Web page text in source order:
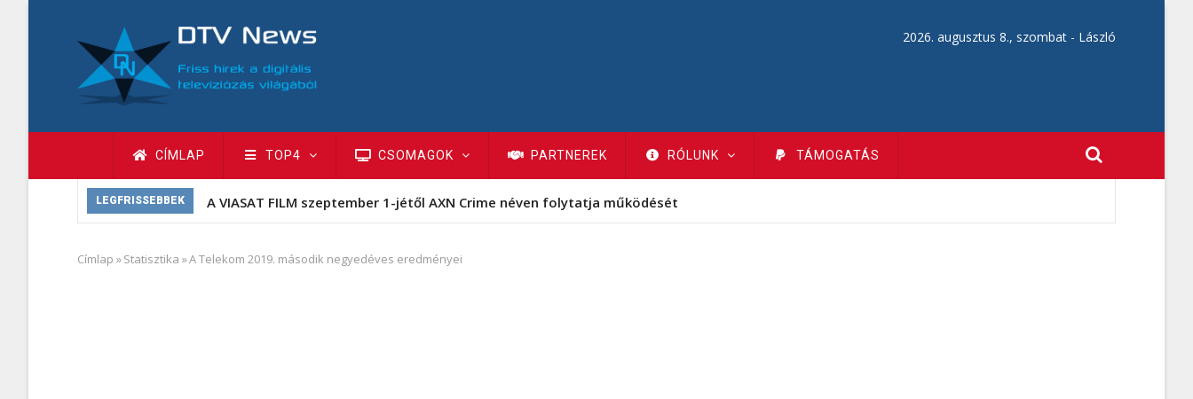
tartalomra
2026. augusztus 8., szombat - László
Fő
navigáció
CÍMLAP TOP4 CSOMAGOK PARTNEREK RÓLUNK TÁMOGATÁS
LEGFRISSEBBEK A VIASAT FILM szeptember 1-jétől AXN Crime néven folytatja működését
Morzsa
Címlap »Statisztika »A Telekom 2019. második negyedéves eredményei